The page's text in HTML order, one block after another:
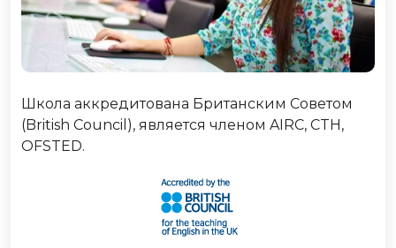
Школа аккредитована Британским Советом
(British Council), является членом AIRC, CTH,
OFSTED.